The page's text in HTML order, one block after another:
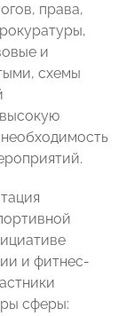
права,
и
схемы
и фитнес-
сферы: